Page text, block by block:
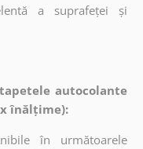
a suprafeței și
autocolante
înălțime):
în următoarele